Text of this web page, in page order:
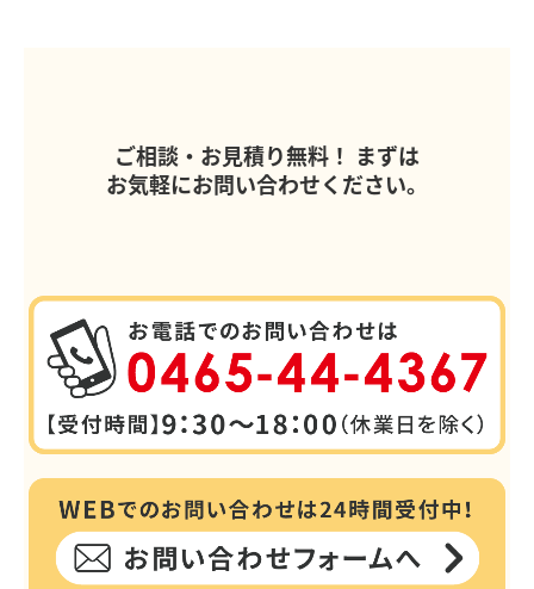
ご相談・お見積り無料！ まずは
お気軽にお問い合わせください。